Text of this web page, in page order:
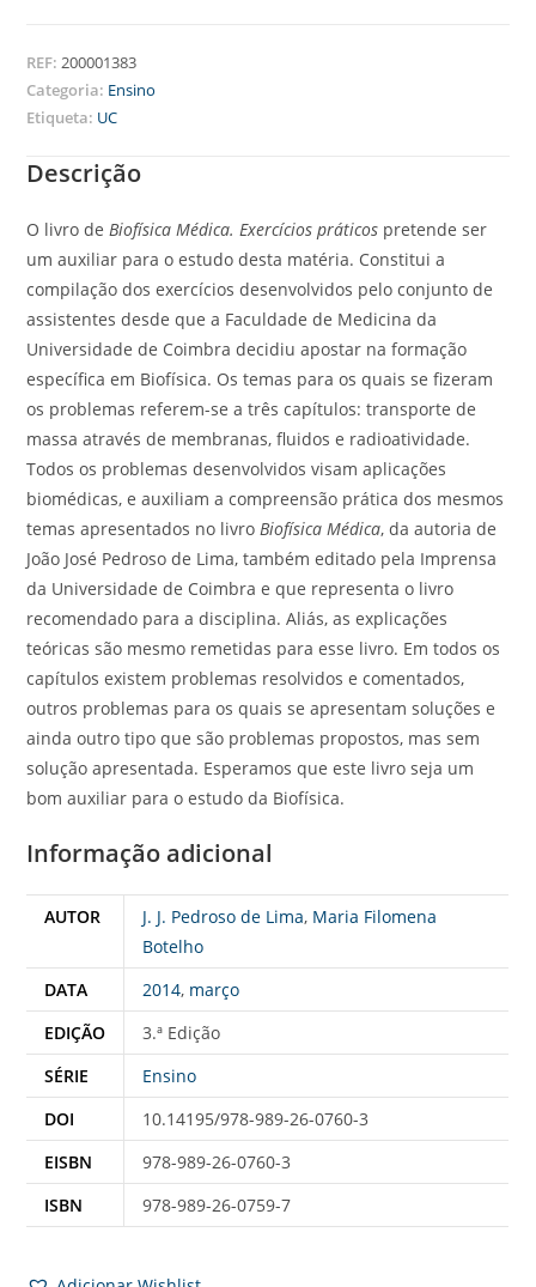
REF: 200001383
Categoria: Ensino
Etiqueta: UC
Descrição
O livro de Biofísica Médica. Exercícios práticos pretende ser
um auxiliar para o estudo desta matéria. Constitui a
compilação dos exercícios desenvolvidos pelo conjunto de
assistentes desde que a Faculdade de Medicina da
Universidade de Coimbra decidiu apostar na formação
específica em Biofísica. Os temas para os quais se fizeram
os problemas referem-se a três capítulos: transporte de
massa através de membranas, fluidos e radioatividade.
Todos os problemas desenvolvidos visam aplicações
biomédicas, e auxiliam a compreensão prática dos mesmos
temas apresentados no livro Biofísica Médica, da autoria de
João José Pedroso de Lima, também editado pela Imprensa
da Universidade de Coimbra e que representa o livro
recomendado para a disciplina. Aliás, as explicações
teóricas são mesmo remetidas para esse livro. Em todos os
capítulos existem problemas resolvidos e comentados,
outros problemas para os quais se apresentam soluções e
ainda outro tipo que são problemas propostos, mas sem
solução apresentada. Esperamos que este livro seja um
bom auxiliar para o estudo da Biofísica.
Informação adicional
AUTOR J. J. Pedroso de Lima, Maria Filomena
Botelho
DATA
2014, março
EDIÇÃO
3.ª Edição
SÉRIE
Ensino
DOI
10.14195/978-989-26-0760-3
EISBN
978-989-26-0760-3
ISBN
978-989-26-0759-7